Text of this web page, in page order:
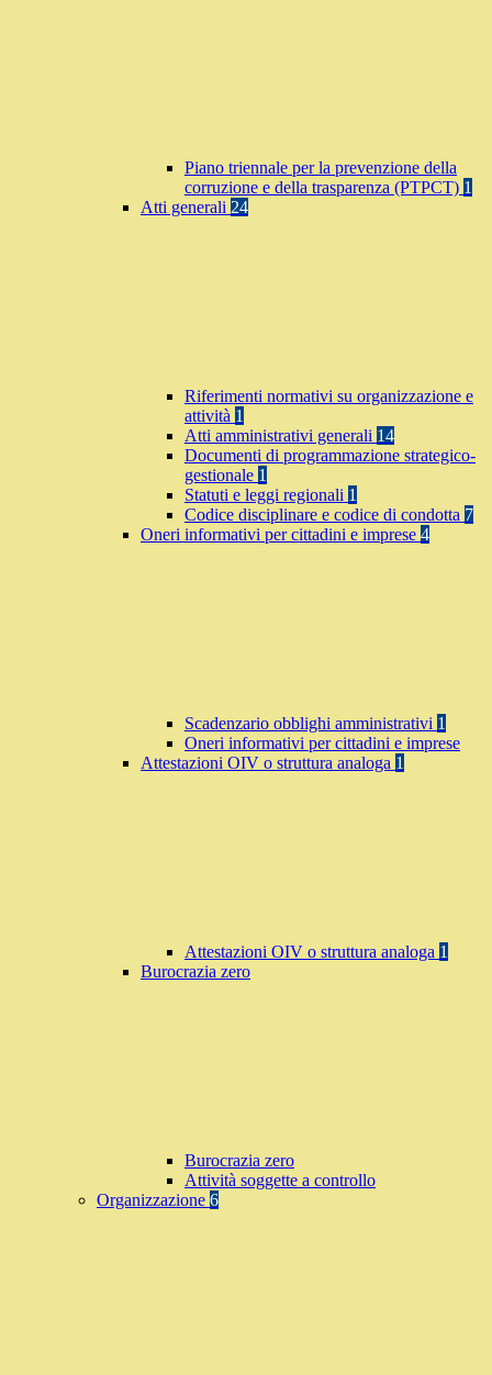
Piano triennale per la prevenzione della
corruzione e della trasparenza (PTPCT) 1
Atti generali 24
Riferimenti normativi su organizzazione e
attività 1
Atti amministrativi generali 14
Documenti di programmazione strategico-
gestionale 1
Statuti e leggi regionali 1
Codice disciplinare e codice di condotta 7
Oneri informativi per cittadini e imprese 4
Scadenzario obblighi amministrativi 1
Oneri informativi per cittadini e imprese
Attestazioni OIV o struttura analoga 1
Attestazioni OIV o struttura analoga 1
Burocrazia zero
Burocrazia zero
Attività soggette a controllo
Organizzazione 6